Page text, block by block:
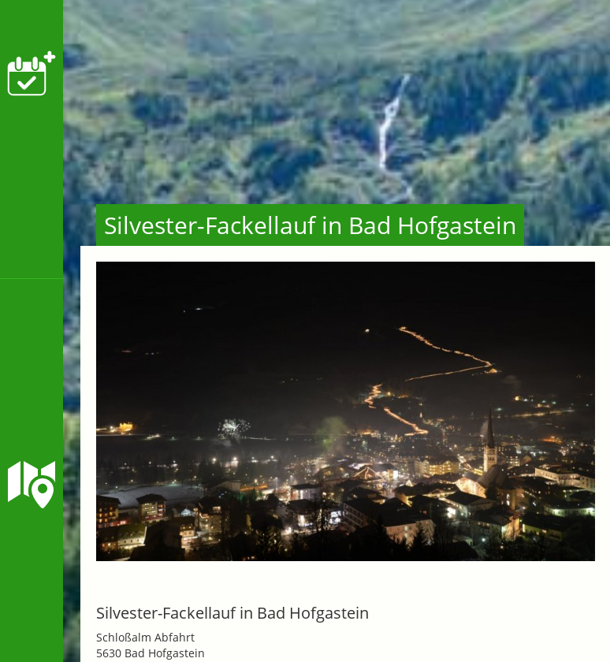
Silvester-Fackellauf in Bad Hofgastein
Silvester-Fackellauf in Bad Hofgastein
Schloßalm Abfahrt
5630 Bad Hofgastein